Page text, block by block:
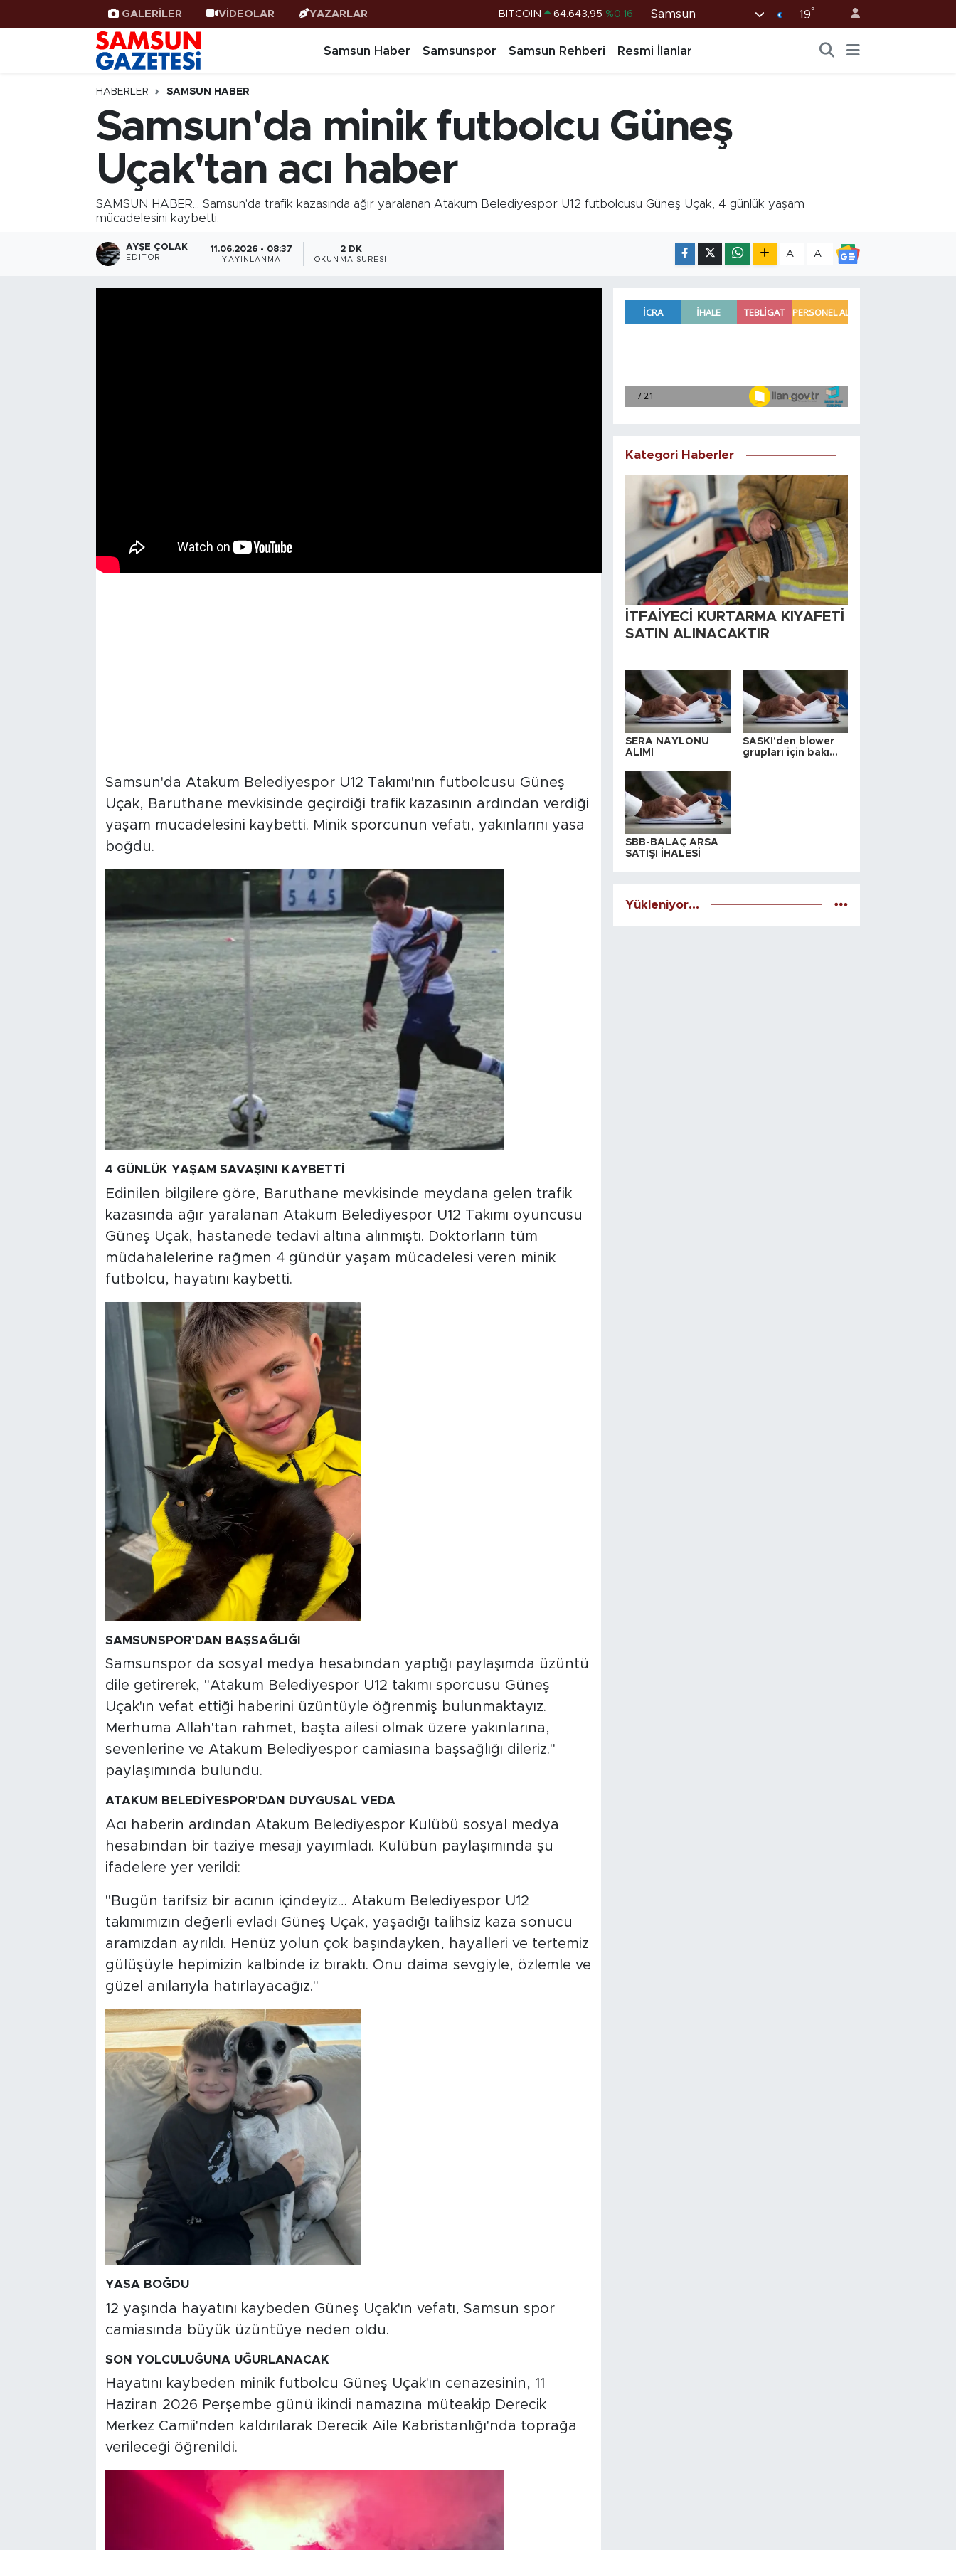
GALERİLER VİDEOLAR YAZARLAR DOLAR 47,6704 %0
BİST100 13.799 %70
BITCOIN 64.643,95 %0.16
Samsun 19°
Samsun Haber Samsunspor Samsun Rehberi Resmi İlanlar
HABERLER SAMSUN HABER
Samsun'da minik futbolcu Güneş
Uçak'tan acı haber
SAMSUN HABER... Samsun'da trafik kazasında ağır yaralanan Atakum Belediyespor U12 futbolcusu Güneş Uçak, 4 günlük yaşam
mücadelesini kaybetti.
AYŞE ÇOLAK
EDITÖR
11.06.2026 - 08:37
YAYINLANMA
2 DK
OKUNMA SÜRESI
A- A+
Samsun'da Atakum Belediyespor U12 Takımı'nın futbolcusu Güneş
Uçak, Baruthane mevkisinde geçirdiği trafik kazasının ardından verdiği
yaşam mücadelesini kaybetti. Minik sporcunun vefatı, yakınlarını yasa
boğdu.
4 GÜNLÜK YAŞAM SAVAŞINI KAYBETTİ
Edinilen bilgilere göre, Baruthane mevkisinde meydana gelen trafik
kazasında ağır yaralanan Atakum Belediyespor U12 Takımı oyuncusu
Güneş Uçak, hastanede tedavi altına alınmıştı. Doktorların tüm
müdahalelerine rağmen 4 gündür yaşam mücadelesi veren minik
futbolcu, hayatını kaybetti.
SAMSUNSPOR’DAN BAŞSAĞLIĞI
Samsunspor da sosyal medya hesabından yaptığı paylaşımda üzüntü
dile getirerek, "Atakum Belediyespor U12 takımı sporcusu Güneş
Uçak'ın vefat ettiği haberini üzüntüyle öğrenmiş bulunmaktayız.
Merhuma Allah'tan rahmet, başta ailesi olmak üzere yakınlarına,
sevenlerine ve Atakum Belediyespor camiasına başsağlığı dileriz."
paylaşımında bulundu.
ATAKUM BELEDİYESPOR'DAN DUYGUSAL VEDA
Acı haberin ardından Atakum Belediyespor Kulübü sosyal medya
hesabından bir taziye mesajı yayımladı. Kulübün paylaşımında şu
ifadelere yer verildi:
"Bugün tarifsiz bir acının içindeyiz… Atakum Belediyespor U12
takımımızın değerli evladı Güneş Uçak, yaşadığı talihsiz kaza sonucu
aramızdan ayrıldı. Henüz yolun çok başındayken, hayalleri ve tertemiz
gülüşüyle hepimizin kalbinde iz bıraktı. Onu daima sevgiyle, özlemle ve
güzel anılarıyla hatırlayacağız."
YASA BOĞDU
12 yaşında hayatını kaybeden Güneş Uçak'ın vefatı, Samsun spor
camiasında büyük üzüntüye neden oldu.
SON YOLCULUĞUNA UĞURLANACAK
Hayatını kaybeden minik futbolcu Güneş Uçak'ın cenazesinin, 11
Haziran 2026 Perşembe günü ikindi namazına müteakip Derecik
Merkez Camii'nden kaldırılarak Derecik Aile Kabristanlığı'nda toprağa
verileceği öğrenildi.
Kategori Haberler
İTFAİYECİ KURTARMA KIYAFETİ
SATIN ALINACAKTIR
SERA NAYLONU
ALIMI
SASKİ'den blower
grupları için bakım
SBB-BALAÇ ARSA
SATIŞI İHALESİ
Yükleniyor...
Samsun Haber
Samsunspor
Samsun Rehberi
Samsun Nöbetçi Eczaneler
Samsun Hava Durumu
SAMSUN Namaz Vakitleri
Samsun Trafik Yoğunluk Haritası
Süper Lig Puan Durumu ve Fikstür